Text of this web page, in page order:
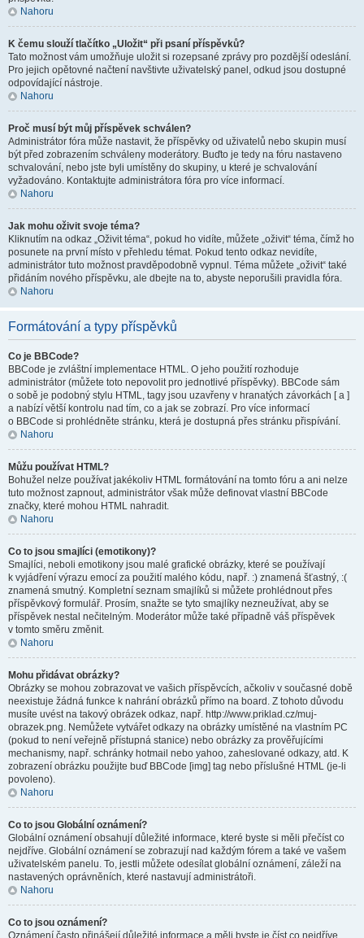
Nahoru
K čemu slouží tlačítko „Uložit“ při psaní příspěvků?
Tato možnost vám umožňuje uložit si rozepsané zprávy pro pozdější odeslání.
Pro jejich opětovné načtení navštivte uživatelský panel, odkud jsou dostupné
odpovídající nástroje.
Nahoru
Proč musí být můj příspěvek schválen?
Administrátor fóra může nastavit, že příspěvky od uživatelů nebo skupin musí
být před zobrazením schváleny moderátory. Buďto je tedy na fóru nastaveno
schvalování, nebo jste byli umístěny do skupiny, u které je schvalování
vyžadováno. Kontaktujte administrátora fóra pro více informací.
Nahoru
Jak mohu oživit svoje téma?
Kliknutím na odkaz „Oživit téma“, pokud ho vidíte, můžete „oživit“ téma, čímž ho
posunete na první místo v přehledu témat. Pokud tento odkaz nevidíte,
administrátor tuto možnost pravděpodobně vypnul. Téma můžete „oživit“ také
přidáním nového příspěvku, ale dbejte na to, abyste neporušili pravidla fóra.
Nahoru
Formátování a typy příspěvků
Co je BBCode?
BBCode je zvláštní implementace HTML. O jeho použití rozhoduje
administrátor (můžete toto nepovolit pro jednotlivé příspěvky). BBCode sám
o sobě je podobný stylu HTML, tagy jsou uzavřeny v hranatých závorkách [ a ]
a nabízí větší kontrolu nad tím, co a jak se zobrazí. Pro více informací
o BBCode si prohlédněte stránku, která je dostupná přes stránku přispívání.
Nahoru
Můžu používat HTML?
Bohužel nelze používat jakékoliv HTML formátování na tomto fóru a ani nelze
tuto možnost zapnout, administrátor však může definovat vlastní BBCode
značky, které mohou HTML nahradit.
Nahoru
Co to jsou smajlíci (emotikony)?
Smajlíci, neboli emotikony jsou malé grafické obrázky, které se používají
k vyjádření výrazu emocí za použití malého kódu, např. :) znamená šťastný, :(
znamená smutný. Kompletní seznam smajlíků si můžete prohlédnout přes
příspěvkový formulář. Prosím, snažte se tyto smajlíky nezneužívat, aby se
příspěvek nestal nečitelným. Moderátor může také případně váš příspěvek
v tomto směru změnit.
Nahoru
Mohu přidávat obrázky?
Obrázky se mohou zobrazovat ve vašich příspěvcích, ačkoliv v současné době
neexistuje žádná funkce k nahrání obrázků přímo na board. Z tohoto důvodu
musíte uvést na takový obrázek odkaz, např. http://www.priklad.cz/muj-
obrazek.png. Nemůžete vytvářet odkazy na obrázky umístěné na vlastním PC
(pokud to není veřejně přístupná stanice) nebo obrázky za prověřujícími
mechanismy, např. schránky hotmail nebo yahoo, zaheslované odkazy, atd. K
zobrazení obrázku použijte buď BBCode [img] tag nebo příslušné HTML (je-li
povoleno).
Nahoru
Co to jsou Globální oznámení?
Globální oznámení obsahují důležité informace, které byste si měli přečíst co
nejdříve. Globální oznámení se zobrazují nad každým fórem a také ve vašem
uživatelském panelu. To, jestli můžete odesílat globální oznámení, záleží na
nastavených oprávněních, které nastavují administrátoři.
Nahoru
Co to jsou oznámení?
Oznámení často přinášejí důležité informace a měli byste je číst co nejdříve.